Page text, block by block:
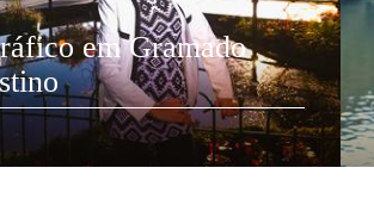
em Gramado